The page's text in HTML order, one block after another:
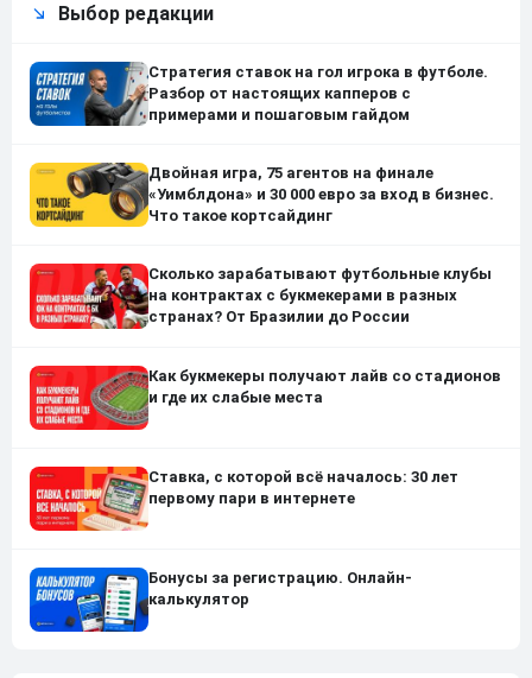
Выбор редакции
Стратегия ставок на гол игрока в футболе.
Разбор от настоящих капперов с
примерами и пошаговым гайдом
Двойная игра, 75 агентов на финале
«Уимблдона» и 30 000 евро за вход в бизнес.
Что такое кортсайдинг
Сколько зарабатывают футбольные клубы
на контрактах с букмекерами в разных
странах? От Бразилии до России
Как букмекеры получают лайв со стадионов
и где их слабые места
Ставка, с которой всё началось: 30 лет
первому пари в интернете
Бонусы за регистрацию. Онлайн-
калькулятор